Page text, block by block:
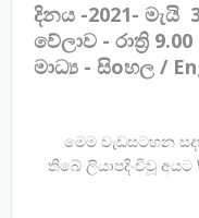
දිනය -2021- මැයි 3
වේලාව - රාත්‍රි
මාධ්‍ය - සිoහල /
මෙම වැඩසටහන
තිබේ ලියාපදිංචිවූ